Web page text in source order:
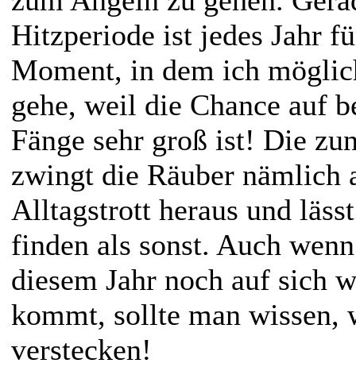
Hitzperiode ist jedes Jahr
Moment, in dem ich
gehe, weil die Chance auf
Fänge sehr groß ist! Die
zwingt die Räuber nämlich
Alltagstrott heraus und
finden als sonst. Auch
diesem Jahr noch auf sich
kommt, sollte man wissen,
verstecken!